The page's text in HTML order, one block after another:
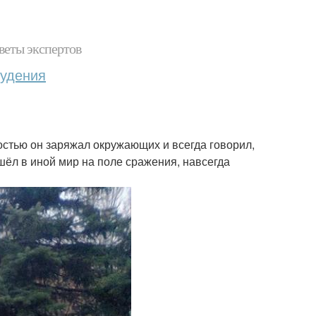
экспертов
он заряжал окружающих и всегда говорил,
в иной мир на поле сражения, навсегда